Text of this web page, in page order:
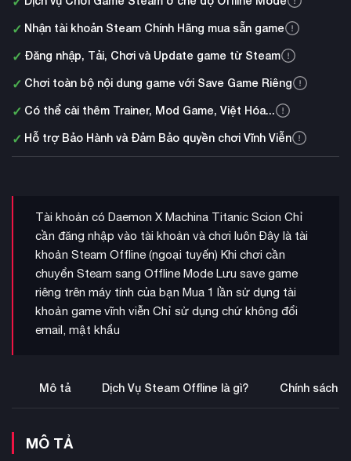
✓ Nhận tài khoản Steam Chính Hãng mua sẵn game
✓ Đăng nhập, Tải, Chơi và Update game từ Steam
✓ Chơi toàn bộ nội dung game với Save Game Riêng
✓ Có thể cài thêm Trainer, Mod Game, Việt Hóa...
✓ Hỗ trợ Bảo Hành và Đảm Bảo quyền chơi Vĩnh Viễn
Tài khoản có Daemon X Machina Titanic Scion Chỉ
cần đăng nhập vào tài khoản và chơi luôn Đây là tài
khoản Steam Offline (ngoại tuyến) Khi chơi cần
chuyển Steam sang Offline Mode Lưu save game
riêng trên máy tính của bạn Mua 1 lần sử dụng tài
khoản game vĩnh viễn Chỉ sử dụng chứ không đổi
email, mật khẩu
Mô tả Dịch Vụ Steam Offline là gì? Chính sách
MÔ TẢ